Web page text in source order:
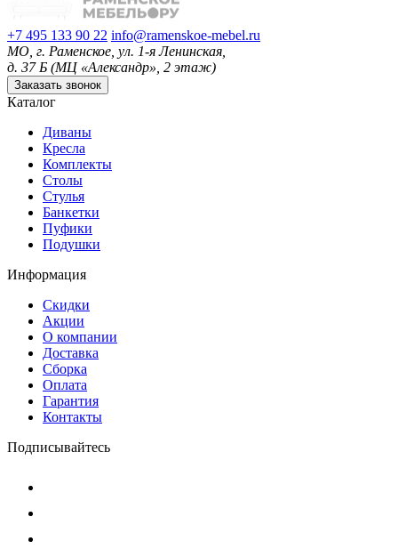
+7 495 133 90 22 info@ramenskoe-mebel.ru
МО, г. Раменское, ул. 1-я Ленинская,
д. 37 Б (МЦ «Александр», 2 этаж)
Заказать звонок
Каталог
Диваны
Кресла
Комплекты
Столы
Стулья
Банкетки
Пуфики
Подушки
Информация
Скидки
Акции
О компании
Доставка
Сборка
Оплата
Гарантия
Контакты
Подписывайтесь